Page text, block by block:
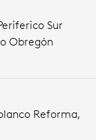
Sur
Obregón
Reforma,